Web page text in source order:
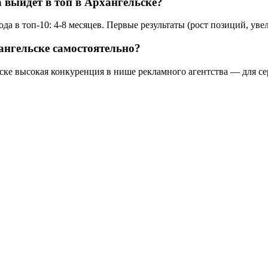
в топ-10: 4-8 месяцев. Первые результаты (рост позиций,
самостоятельно?
высокая конкуренция в нише рекламного агентства — для